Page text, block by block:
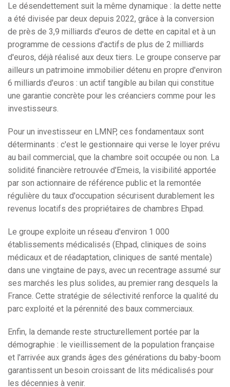
Le désendettement suit la même dynamique : la dette nette
a été divisée par deux depuis 2022, grâce à la conversion
de près de 3,9 milliards d'euros de dette en capital et à un
programme de cessions d'actifs de plus de 2 milliards
d'euros, déjà réalisé aux deux tiers. Le groupe conserve par
ailleurs un patrimoine immobilier détenu en propre d'environ
6 milliards d'euros : un actif tangible au bilan qui constitue
une garantie concrète pour les créanciers comme pour les
investisseurs.
Pour un investisseur en LMNP, ces fondamentaux sont
déterminants : c'est le gestionnaire qui verse le loyer prévu
au bail commercial, que la chambre soit occupée ou non. La
solidité financière retrouvée d'Emeis, la visibilité apportée
par son actionnaire de référence public et la remontée
régulière du taux d'occupation sécurisent durablement les
revenus locatifs des propriétaires de chambres Ehpad.
Le groupe exploite un réseau d'environ 1 000
établissements médicalisés (Ehpad, cliniques de soins
médicaux et de réadaptation, cliniques de santé mentale)
dans une vingtaine de pays, avec un recentrage assumé sur
ses marchés les plus solides, au premier rang desquels la
France. Cette stratégie de sélectivité renforce la qualité du
parc exploité et la pérennité des baux commerciaux.
Enfin, la demande reste structurellement portée par la
démographie : le vieillissement de la population française
et l'arrivée aux grands âges des générations du baby-boom
garantissent un besoin croissant de lits médicalisés pour
les décennies à venir.